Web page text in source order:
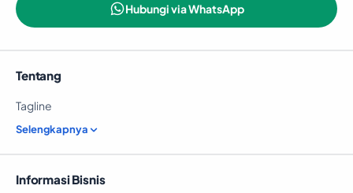
Hubungi via WhatsApp
Tentang
Tagline
Selengkapnya
Informasi Bisnis